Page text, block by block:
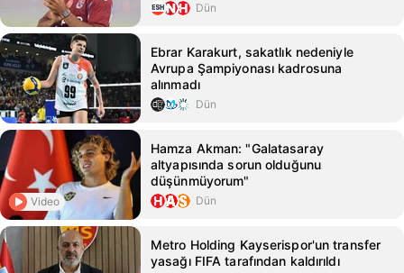
Dün
Ebrar Karakurt, sakatlık nedeniyle
Avrupa Şampiyonası kadrosuna
alınmadı
Dün
Video
Hamza Akman: "Galatasaray
altyapısında sorun olduğunu
düşünmüyorum"
Dün
Metro Holding Kayserispor'un transfer
yasağı FIFA tarafından kaldırıldı